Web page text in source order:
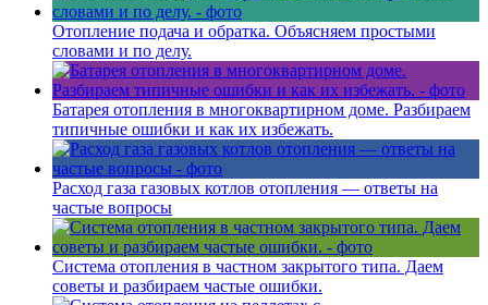
Отопление подача и обратка. Объясняем простыми
словами и по делу.
Батарея отопления в многоквартирном доме. Разбираем
типичные ошибки и как их избежать.
Расход газа газовых котлов отопления — ответы на
частые вопросы
Система отопления в частном закрытого типа. Даем
советы и разбираем частые ошибки.